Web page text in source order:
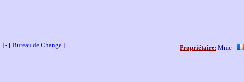
] - [ Bureau de Change ] Propriétaire: Mme -